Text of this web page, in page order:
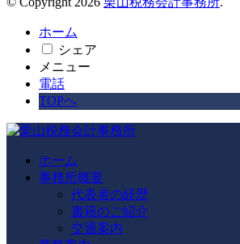
ホーム
シェア
メニュー
電話
TOPへ
ホーム
事務所概要
代表者の経歴
書籍のご紹介
交通案内